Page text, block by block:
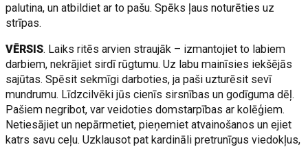
palutina, un atbildiet ar to pašu. Spēks ļaus noturēties uz
strīpas.
VĒRSIS. Laiks ritēs arvien straujāk – izmantojiet to labiem
darbiem, nekrājiet sirdī rūgtumu. Uz labu mainīsies iekšējās
sajūtas. Spēsit sekmīgi darboties, ja paši uzturēsit sevī
mundrumu. Līdzcilvēki jūs cienīs sirsnības un godīguma dēļ.
Pašiem negribot, var veidoties domstarpības ar kolēģiem.
Netiesājiet un nepārmetiet, pieņemiet atvainošanos un ejiet
katrs savu ceļu. Uzklausot pat kardināli pretrunīgus viedokļus,